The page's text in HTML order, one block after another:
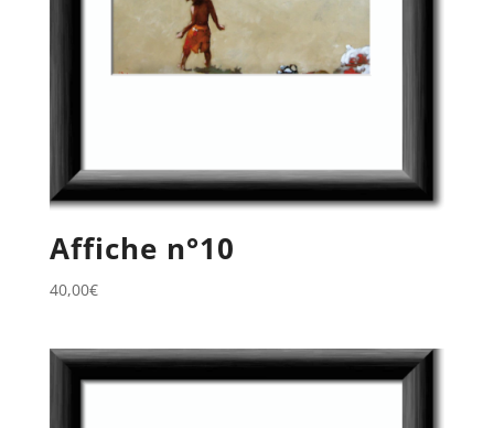
Affiche n°10
40,00€